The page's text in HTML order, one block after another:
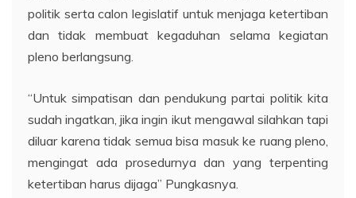
politik serta calon legislatif untuk menjaga ketertiban
dan tidak membuat kegaduhan selama kegiatan
pleno berlangsung.
“Untuk simpatisan dan pendukung partai politik kita
sudah ingatkan, jika ingin ikut mengawal silahkan tapi
diluar karena tidak semua bisa masuk ke ruang pleno,
mengingat ada prosedurnya dan yang terpenting
ketertiban harus dijaga” Pungkasnya.